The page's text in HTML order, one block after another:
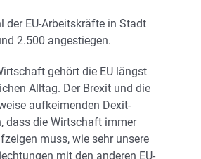
der EU-Arbeitskräfte in Stadt
2.500 angestiegen.
gehört die EU längst
Alltag. Der Brexit und die
aufkeimenden Dexit-
dass die Wirtschaft immer
muss, wie sehr unsere
mit den anderen EU-